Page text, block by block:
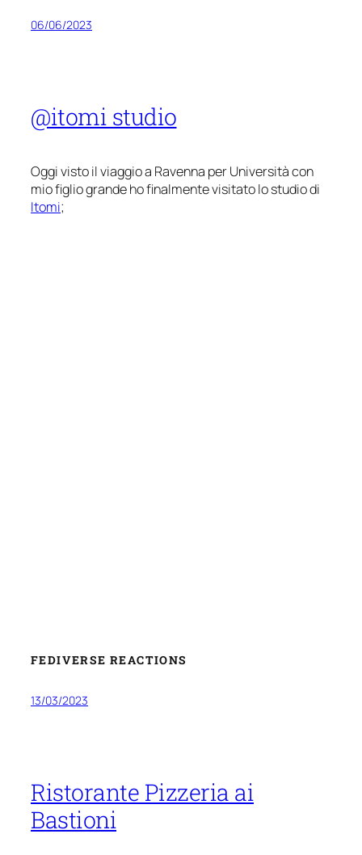
06/06/2023
@itomi studio
Oggi visto il viaggio a Ravenna per Università con
mio figlio grande ho finalmente visitato lo studio di
Itomi;
FEDIVERSE REACTIONS
13/03/2023
Ristorante Pizzeria ai
Bastioni